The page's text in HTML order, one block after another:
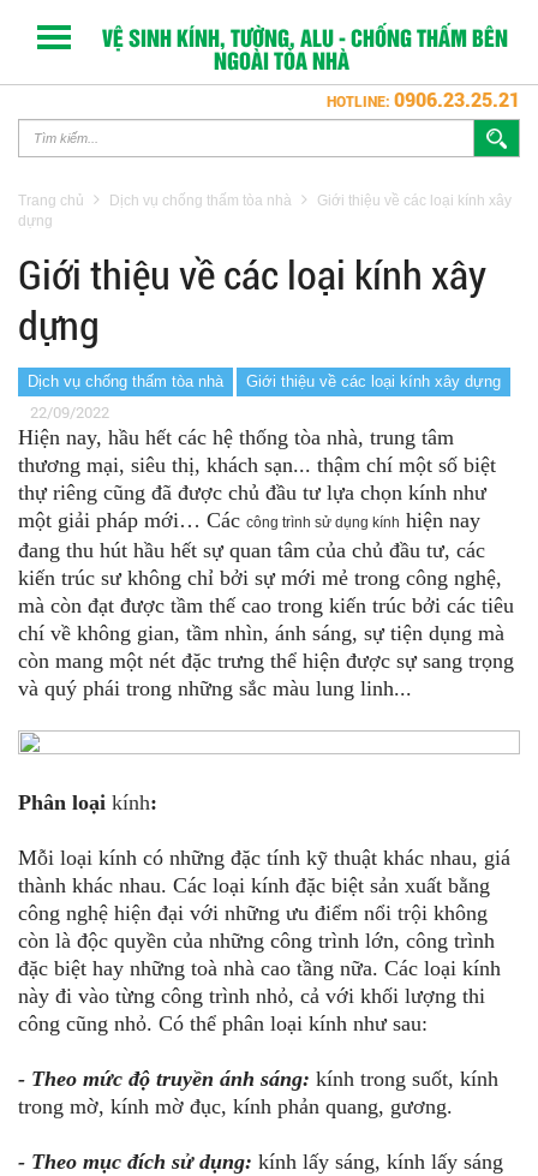
VỆ SINH KÍNH, TƯỜNG, ALU - CHỐNG THẤM BÊN
NGOÀI TÒA NHÀ
HOTLINE: 0906.23.25.21
Trang chủ Dịch vụ chống thấm tòa nhà
Giới thiệu về các loại kính xây
dựng
Giới thiệu về các loại kính xây
dựng
Dịch vụ chống thấm tòa nhà Giới thiệu về các loại kính xây dựng
22/09/2022
Hiện nay, hầu hết các hệ thống tòa nhà, trung tâm
thương mại, siêu thị, khách sạn... thậm chí một số biệt
thự riêng cũng đã được chủ đầu tư lựa chọn kính như
một giải pháp mới… Các công trình sử dụng kính hiện nay
đang thu hút hầu hết sự quan tâm của chủ đầu tư, các
kiến trúc sư không chỉ bởi sự mới mẻ trong công nghệ,
mà còn đạt được tầm thế cao trong kiến trúc bởi các tiêu
chí về không gian, tầm nhìn, ánh sáng, sự tiện dụng mà
còn mang một nét đặc trưng thể hiện được sự sang trọng
và quý phái trong những sắc màu lung linh...
Phân loại kính:
Mỗi loại kính có những đặc tính kỹ thuật khác nhau, giá
thành khác nhau. Các loại kính đặc biệt sản xuất bằng
công nghệ hiện đại với những ưu điểm nổi trội không
còn là độc quyền của những công trình lớn, công trình
đặc biệt hay những toà nhà cao tầng nữa. Các loại kính
này đi vào từng công trình nhỏ, cả với khối lượng thi
công cũng nhỏ. Có thể phân loại kính như sau:
- Theo mức độ truyền ánh sáng: kính trong suốt, kính
trong mờ, kính mờ đục, kính phản quang, gương.
- Theo mục đích sử dụng: kính lấy sáng, kính lấy sáng